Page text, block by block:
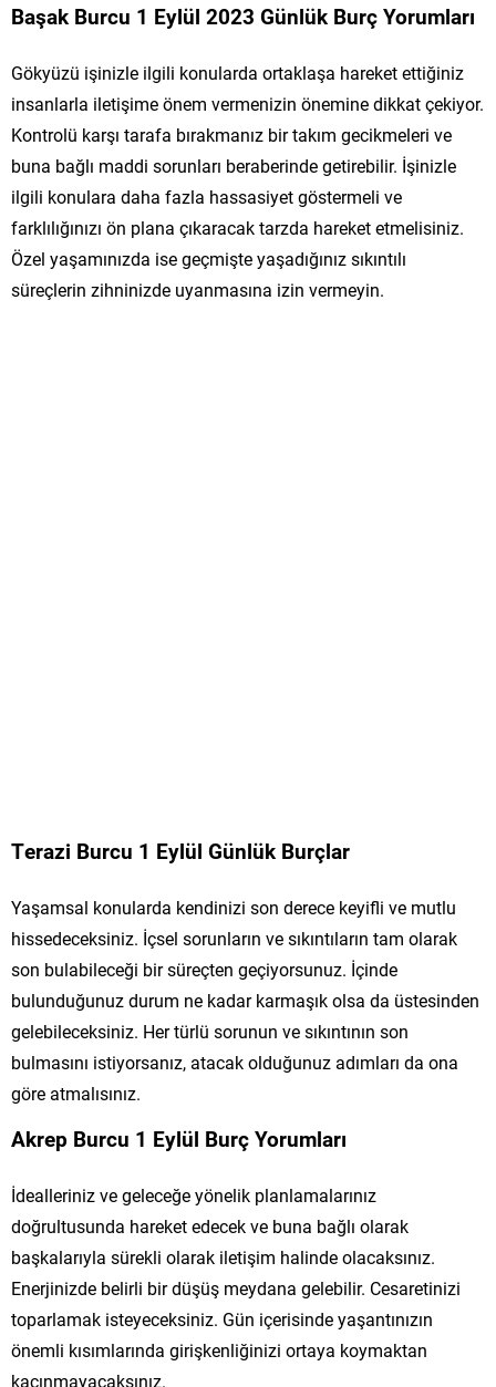
Başak Burcu 1 Eylül 2023 Günlük Burç Yorumları
Gökyüzü işinizle ilgili konularda ortaklaşa hareket ettiğiniz
insanlarla iletişime önem vermenizin önemine dikkat çekiyor.
Kontrolü karşı tarafa bırakmanız bir takım gecikmeleri ve
buna bağlı maddi sorunları beraberinde getirebilir. İşinizle
ilgili konulara daha fazla hassasiyet göstermeli ve
farklılığınızı ön plana çıkaracak tarzda hareket etmelisiniz.
Özel yaşamınızda ise geçmişte yaşadığınız sıkıntılı
süreçlerin zihninizde uyanmasına izin vermeyin.
Terazi Burcu 1 Eylül Günlük Burçlar
Yaşamsal konularda kendinizi son derece keyifli ve mutlu
hissedeceksiniz. İçsel sorunların ve sıkıntıların tam olarak
son bulabileceği bir süreçten geçiyorsunuz. İçinde
bulunduğunuz durum ne kadar karmaşık olsa da üstesinden
gelebileceksiniz. Her türlü sorunun ve sıkıntının son
bulmasını istiyorsanız, atacak olduğunuz adımları da ona
göre atmalısınız.
Akrep Burcu 1 Eylül Burç Yorumları
İdealleriniz ve geleceğe yönelik planlamalarınız
doğrultusunda hareket edecek ve buna bağlı olarak
başkalarıyla sürekli olarak iletişim halinde olacaksınız.
Enerjinizde belirli bir düşüş meydana gelebilir. Cesaretinizi
toparlamak isteyeceksiniz. Gün içerisinde yaşantınızın
önemli kısımlarında girişkenliğinizi ortaya koymaktan
kaçınmayacaksınız.